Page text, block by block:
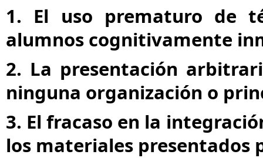
1. El uso prematuro de
alumnos cognitivamente
2. La presentación
ninguna organización o
3. El fracaso en la
los materiales presentados